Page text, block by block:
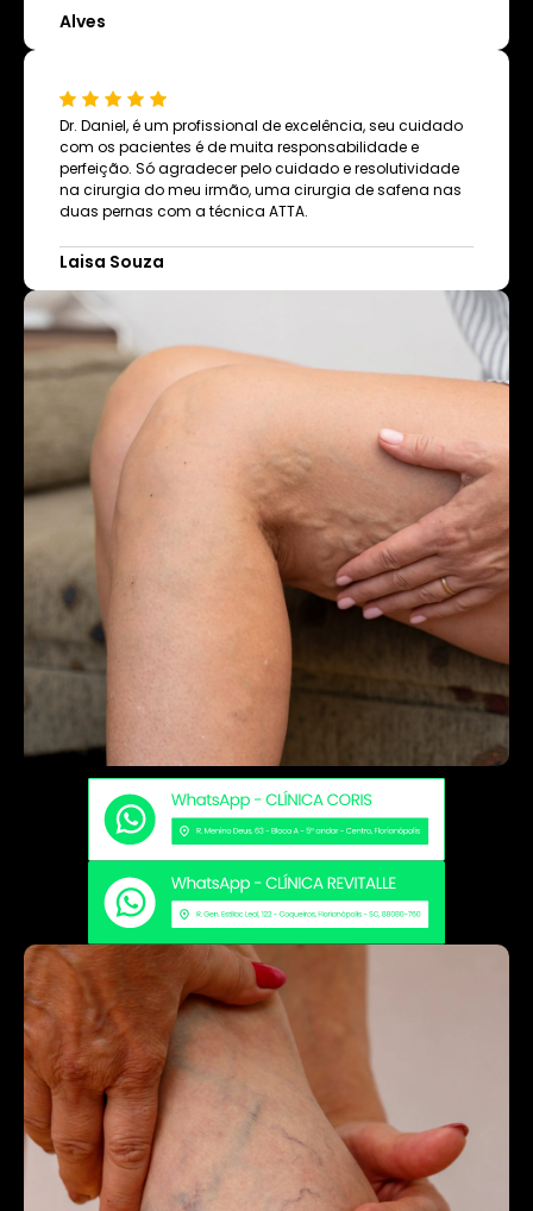
Alves
Dr. Daniel, é um profissional de excelência, seu cuidado
com os pacientes é de muita responsabilidade e
perfeição. Só agradecer pelo cuidado e resolutividade
na cirurgia do meu irmão, uma cirurgia de safena nas
duas pernas com a técnica ATTA.
Laisa Souza